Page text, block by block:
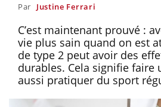
Par Justine Ferrari
C’est maintenant prouvé :
vie plus sain quand on est
de type 2 peut avoir des
durables. Cela signifie faire
aussi pratiquer du sport